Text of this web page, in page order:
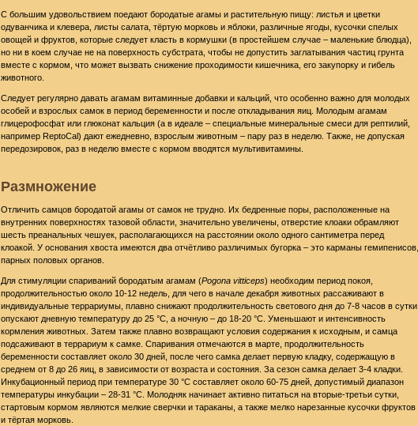
С большим удовольствием поедают бородатые агамы и растительную пищу: листья и цветки
одуванчика и клевера, листы салата, тёртую морковь и яблоки, различные ягоды, кусочки спелых
овощей и фруктов, которые следует класть в кормушки (в простейшем случае – маленькие блюдца),
но ни в коем случае не на поверхность субстрата, чтобы не допустить заглатывания частиц грунта
вместе с кормом, что может вызвать снижение проходимости кишечника, его закупорку и гибель
животного.
Следует регулярно давать агамам витаминные добавки и кальций, что особенно важно для молодых
особей и взрослых самок в период беременности и после откладывания яиц. Молодым агамам
глицерофосфат или глюконат кальция (а в идеале – специальные минеральные смеси для рептилий,
например ReptoCal) дают ежедневно, взрослым животным – пару раз в неделю. Также, не допуская
передозировок, раз в неделю вместе с кормом вводятся мультивитамины.
Размножение
Отличить самцов бородатой агамы от самок не трудно. Их бедренные поры, расположенные на
внутренних поверхностях тазовой области, значительно увеличены, отверстие клоаки обрамляют
шесть преанальных чешуек, располагающихся на расстоянии около одного сантиметра перед
клоакой. У основания хвоста имеются два отчётливо различимых бугорка – это карманы гемипенисов,
парных половых органов.
Для стимуляции спариваний бородатым агамам (Pogona vitticeps) необходим период покоя,
продолжительностью около 10-12 недель, для чего в начале декабря животных рассаживают в
индивидуальные террариумы, плавно снижают продолжительность светового дня до 7-8 часов в сутки,
опускают дневную температуру до 25 °C, а ночную – до 18-20 °C. Уменьшают и интенсивность
кормления животных. Затем также плавно возвращают условия содержания к исходным, и самца
подсаживают в террариум к самке. Спаривания отмечаются в марте, продолжительность
беременности составляет около 30 дней, после чего самка делает первую кладку, содержащую в
среднем от 8 до 26 яиц, в зависимости от возраста и состояния. За сезон самка делает 3-4 кладки.
Инкубационный период при температуре 30 °C составляет около 60-75 дней, допустимый диапазон
температуры инкубации – 28-31 °C. Молодняк начинает активно питаться на вторые-третьи сутки,
стартовым кормом являются мелкие сверчки и тараканы, а также мелко нарезанные кусочки фруктов
и тёртая морковь.